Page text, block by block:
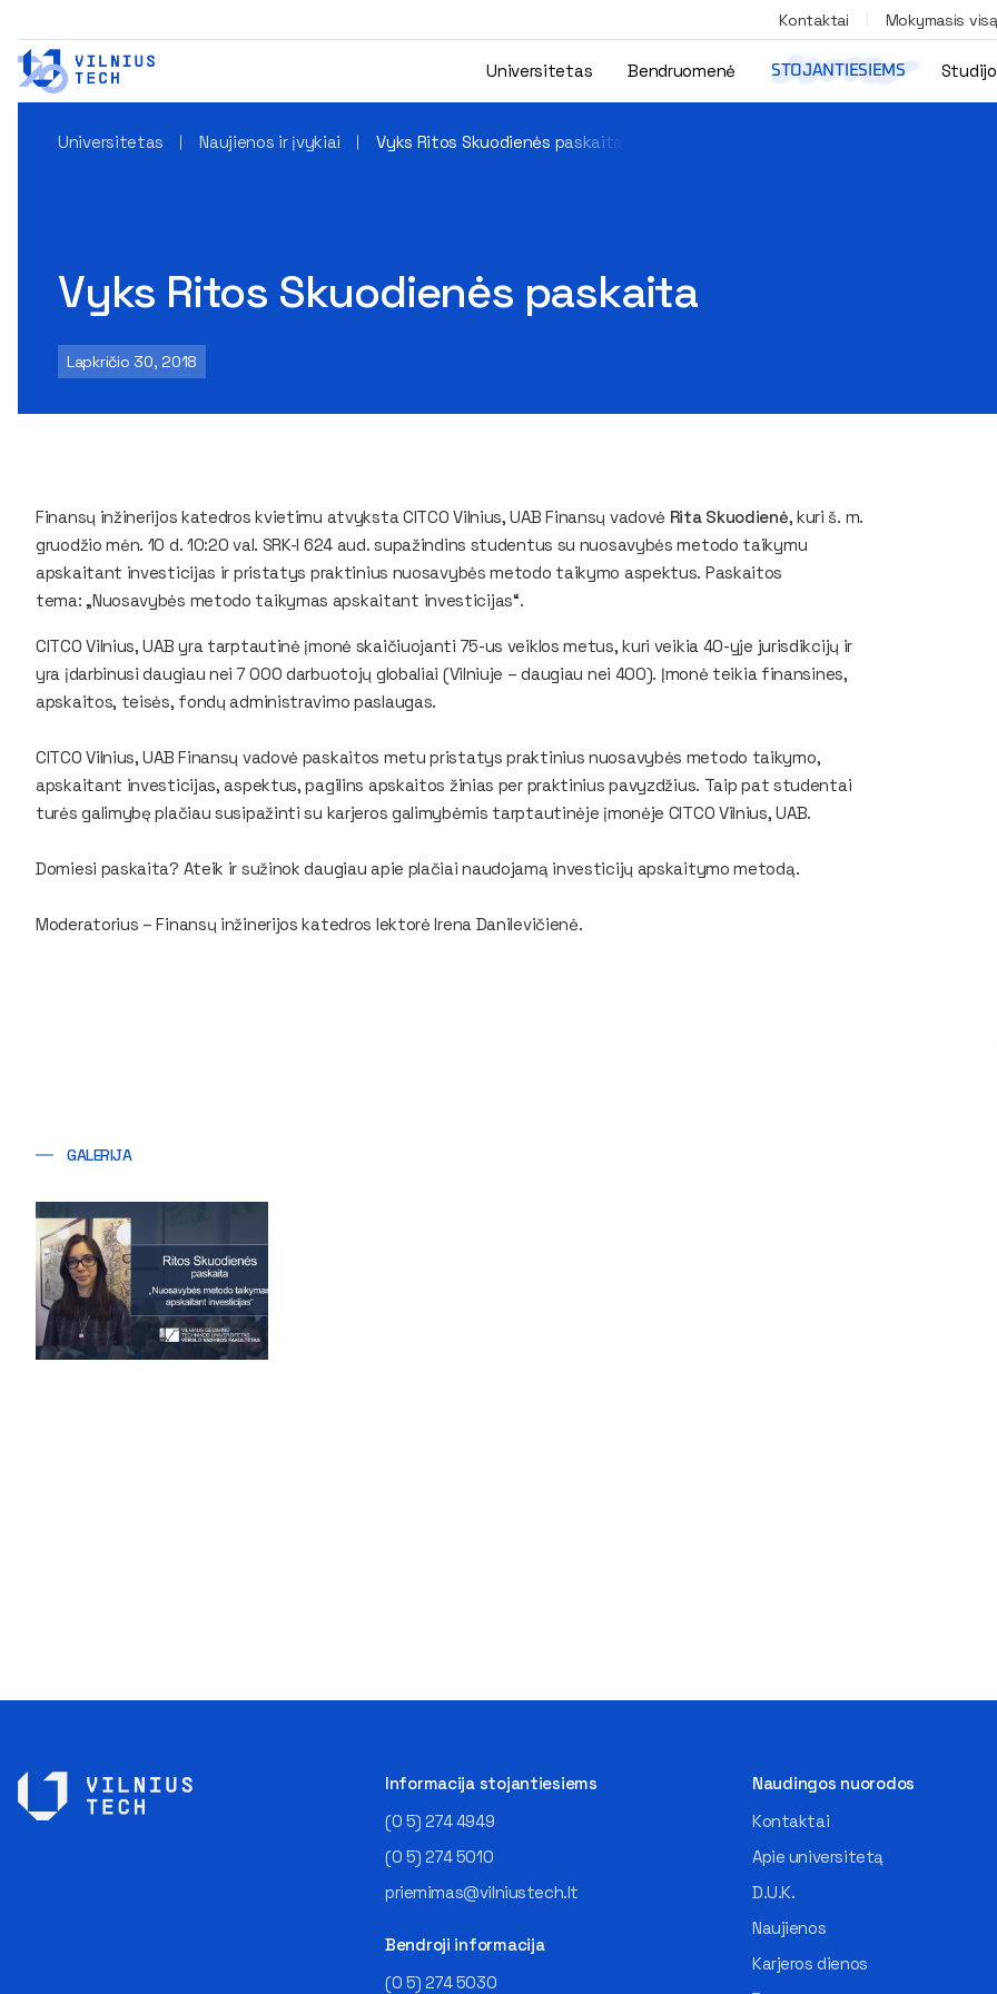
Kontaktai Mokymasis
Universitetas Bendruomenė STOJANTIESIEMS
Universitetas Naujienos ir įvykiai Vyks Ritos Skuodienės paskaita
Vyks Ritos Skuodienės paskaita
Lapkričio 30, 2018
Finansų inžinerijos katedros kvietimu atvyksta CITCO Vilnius, UAB Finansų vadovė Rita Skuodienė, kuri š. m.
gruodžio mėn. 10 d. 10:20 val. SRK-I 624 aud. supažindins studentus su nuosavybės metodo taikymu
apskaitant investicijas ir pristatys praktinius nuosavybės metodo taikymo aspektus. Paskaitos
tema: „Nuosavybės metodo taikymas apskaitant investicijas“.
CITCO Vilnius, UAB yra tarptautinė įmonė skaičiuojanti 75-us veiklos metus, kuri veikia 40-yje jurisdikcijų ir
yra įdarbinusi daugiau nei 7 000 darbuotojų globaliai (Vilniuje – daugiau nei 400). Įmonė teikia finansines,
apskaitos, teisės, fondų administravimo paslaugas.
CITCO Vilnius, UAB Finansų vadovė paskaitos metu pristatys praktinius nuosavybės metodo taikymo,
apskaitant investicijas, aspektus, pagilins apskaitos žinias per praktinius pavyzdžius. Taip pat studentai
turės galimybę plačiau susipažinti su karjeros galimybėmis tarptautinėje įmonėje CITCO Vilnius, UAB.
Domiesi paskaita? Ateik ir sužinok daugiau apie plačiai naudojamą investicijų apskaitymo metodą.
Moderatorius – Finansų inžinerijos katedros lektorė Irena Danilevičienė.
GALERIJA
Informacija stojantiesiems
(0 5) 274 4949
(0 5) 274 5010
priemimas@vilniustech.lt
Bendroji informacija
(0 5) 274 5030
Naudingos nuorodos
Kontaktai
Apie universitetą
D.U.K.
Naujienos
Karjeros dienos